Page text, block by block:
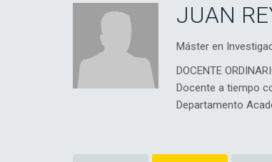
JUAN
Máster en
DOCENTE
Docente a tiempo
Departamento